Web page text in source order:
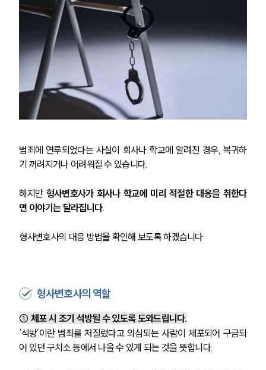
범죄에 연루되었다는 사실이 회사나 학교에 알려진 경우, 복귀하
기 꺼려지거나 어려워질 수 있습니다.
하지만 형사변호사가 회사나 학교에 미리 적절한 대응을 취한다
면 이야기는 달라집니다.
형사변호사의 대응 방법을 확인해 보도록 하겠습니다.
형사변호사의 역할
① 체포 시 조기 석방될 수 있도록 도와드립니다.
‘석방’이란 범죄를 저질렀다고 의심되는 사람이 체포되어 구금되
어 있던 구치소 등에서 나올 수 있게 되는 것을 뜻합니다.